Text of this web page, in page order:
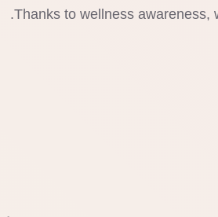
Thanks to wellness awareness,